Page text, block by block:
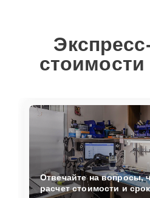
Отвечайте на вопросы,
расчет стоимости и